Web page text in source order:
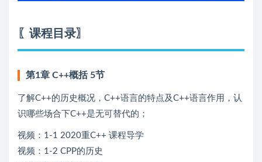
〖课程目录〗
第1章 C++概括 5节
了解C++的历史概况，C++语言的特点及C++语言作用，认
识哪些场合下C++是无可替代的；
视频：1-1 2020重C++ 课程导学
视频：1-2 CPP的历史